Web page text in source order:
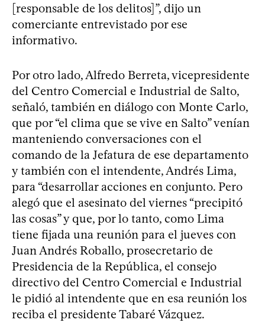
[responsable de los delitos]”, dijo un
comerciante entrevistado por ese
informativo.
Por otro lado, Alfredo Berreta, vicepresidente
del Centro Comercial e Industrial de Salto,
señaló, también en diálogo con Monte Carlo,
que por “el clima que se vive en Salto” venían
manteniendo conversaciones con el
comando de la Jefatura de ese departamento
y también con el intendente, Andrés Lima,
para “desarrollar acciones en conjunto. Pero
alegó que el asesinato del viernes “precipitó
las cosas” y que, por lo tanto, como Lima
tiene fijada una reunión para el jueves con
Juan Andrés Roballo, prosecretario de
Presidencia de la República, el consejo
directivo del Centro Comercial e Industrial
le pidió al intendente que en esa reunión los
reciba el presidente Tabaré Vázquez.